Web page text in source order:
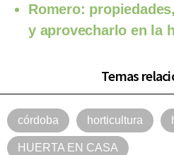
Romero:
y aprovecharlo en la
Temas
córdoba horticultura
HUERTA EN CASA